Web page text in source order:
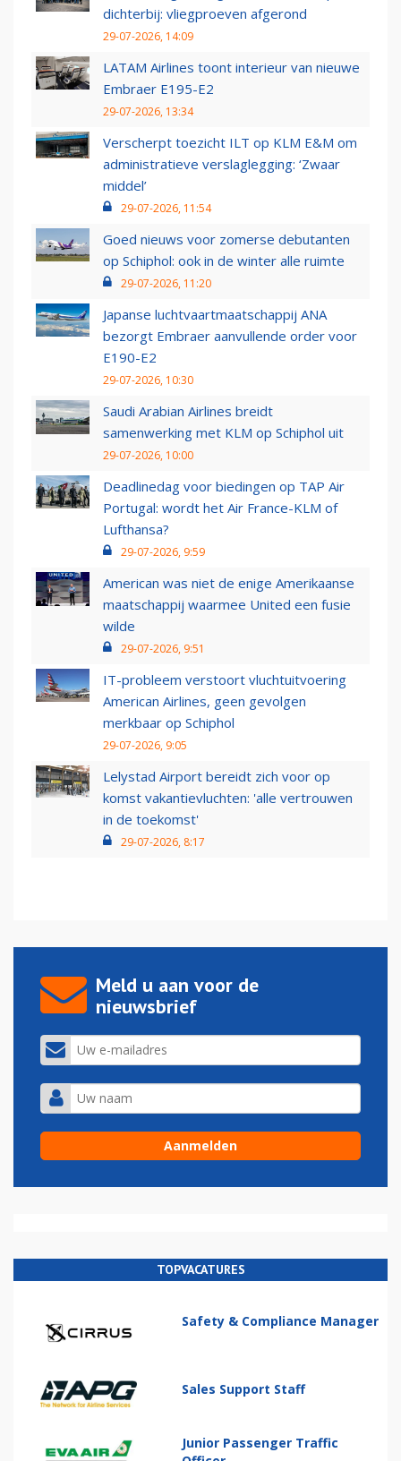
dichterbij: vliegproeven afgerond
29-07-2026, 14:09
LATAM Airlines toont interieur van nieuwe
Embraer E195-E2
29-07-2026, 13:34
Verscherpt toezicht ILT op KLM E&M om
administratieve verslaglegging: ‘Zwaar
middel’
29-07-2026, 11:54
Goed nieuws voor zomerse debutanten
op Schiphol: ook in de winter alle ruimte
29-07-2026, 11:20
Japanse luchtvaartmaatschappij ANA
bezorgt Embraer aanvullende order voor
E190-E2
29-07-2026, 10:30
Saudi Arabian Airlines breidt
samenwerking met KLM op Schiphol uit
29-07-2026, 10:00
Deadlinedag voor biedingen op TAP Air
Portugal: wordt het Air France-KLM of
Lufthansa?
29-07-2026, 9:59
American was niet de enige Amerikaanse
maatschappij waarmee United een fusie
wilde
29-07-2026, 9:51
IT-probleem verstoort vluchtuitvoering
American Airlines, geen gevolgen
merkbaar op Schiphol
29-07-2026, 9:05
Lelystad Airport bereidt zich voor op
komst vakantievluchten: 'alle vertrouwen
in de toekomst'
29-07-2026, 8:17
Meld u aan voor de
nieuwsbrief
TOPVACATURES
Safety & Compliance Manager
Sales Support Staff
Junior Passenger Traffic